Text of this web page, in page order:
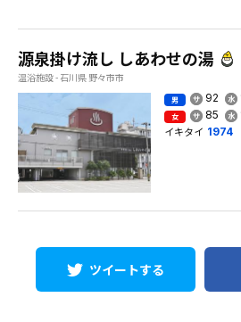
源泉掛け流し しあわせの湯
温浴施設 - 石川県 野々市市
男 92
女 85
イキタイ 1974
ツイートする